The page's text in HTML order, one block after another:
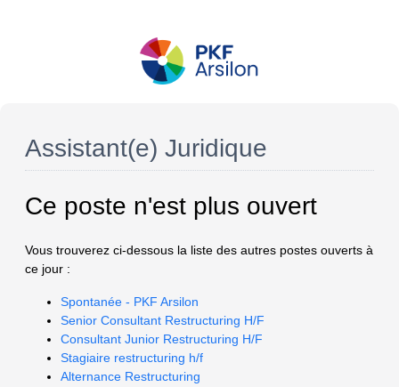
Assistant(e) Juridique
Ce poste n'est plus ouvert
Vous trouverez ci-dessous la liste des autres postes ouverts à
ce jour :
Spontanée - PKF Arsilon
Senior Consultant Restructuring H/F
Consultant Junior Restructuring H/F
Stagiaire restructuring h/f
Alternance Restructuring